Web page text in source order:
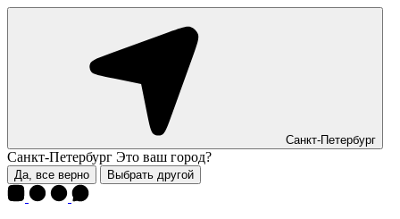
Санкт-Петербург
Санкт-Петербург Это ваш город?
Да, все верно Выбрать другой